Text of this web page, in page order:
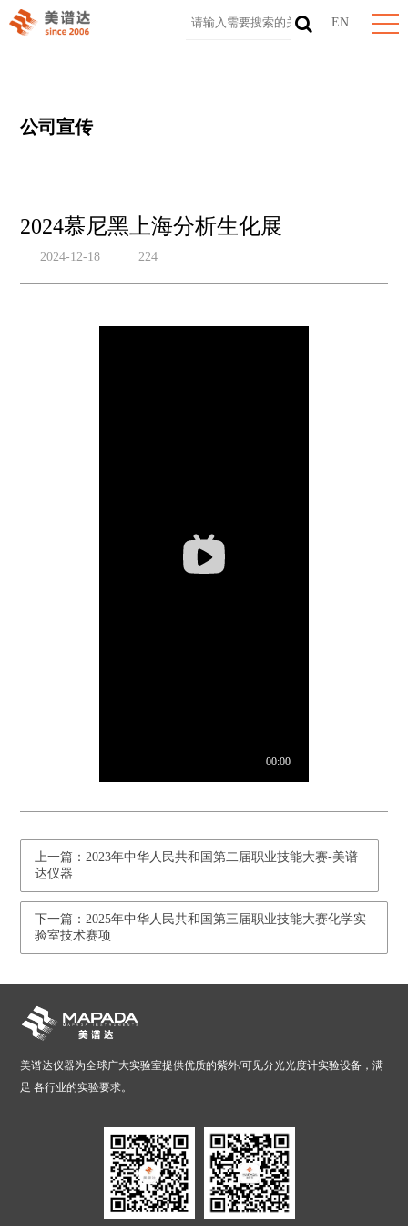
EN
公司宣传
2024慕尼黑上海分析生化展
2024-12-18 224
上一篇：2023年中华人民共和国第二届职业技能大赛-美谱
达仪器
下一篇：2025年中华人民共和国第三届职业技能大赛化学实
验室技术赛项
美谱达仪器为全球广大实验室提供优质的紫外/可见分光光度计实验设备，满
足 各行业的实验要求。